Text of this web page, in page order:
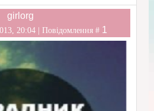
girlorg
20:04 | Повідомлення # 1